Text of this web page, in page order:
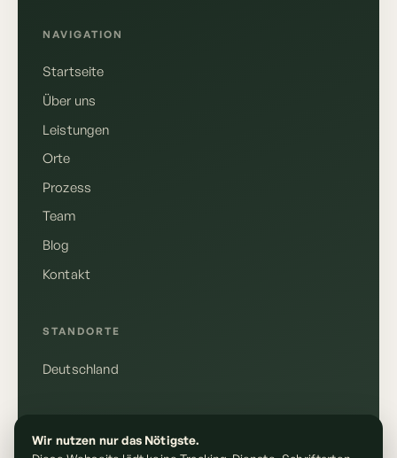
NAVIGATION
Startseite
Über uns
Leistungen
Orte
Prozess
Team
Blog
Kontakt
STANDORTE
Deutschland
E-Mail schreiben
Wir nutzen nur das Nötigste.